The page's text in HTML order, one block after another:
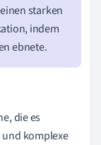
starken
indem
ebnete.
die es
komplexe